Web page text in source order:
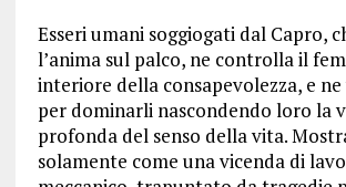
Esseri umani soggiogati dal Capro,
l’anima sul palco, ne controlla il
interiore della consapevolezza, e
per dominarli nascondendo loro la
profonda del senso della vita.
solamente come una vicenda di